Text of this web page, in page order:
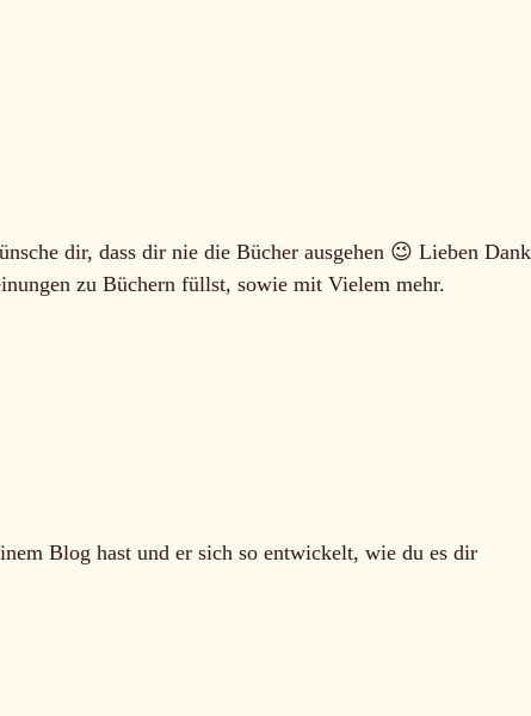
dir, dass dir nie die Bücher ausgehen 😉 Lieben Dank
zu Büchern füllst, sowie mit Vielem mehr.
Blog hast und er sich so entwickelt, wie du es dir